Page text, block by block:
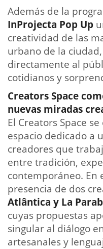
Además de la
InProjecta Pop Up
creatividad de las
urbano de la
directamente al
cotidianos y
Creators Space
nuevas miradas
El Creators Space
espacio dedicado a
creadores que
entre tradición,
contemporáneo. En
presencia de dos
Atlântica y La
cuyas propuestas
singular al diálogo
artesanales y